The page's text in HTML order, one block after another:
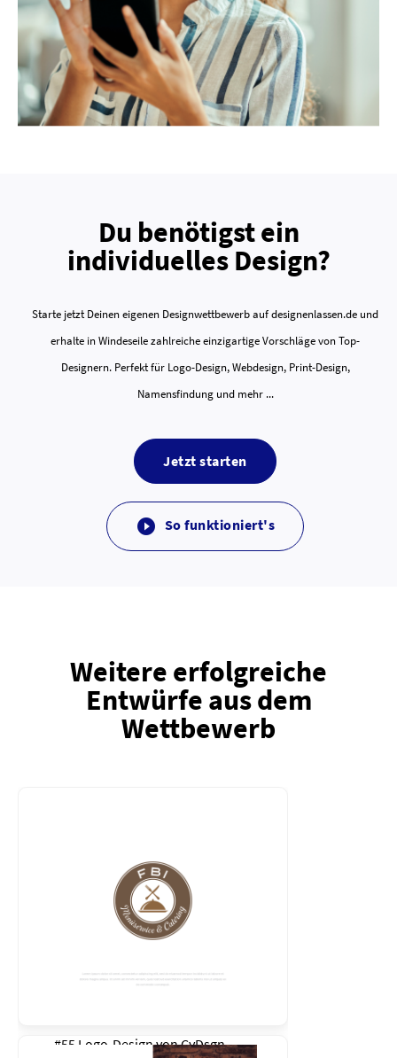
Du benötigst ein
individuelles Design?
Starte jetzt Deinen eigenen Designwettbewerb auf designenlassen.de und
erhalte in Windeseile zahlreiche einzigartige Vorschläge von Top-
Designern. Perfekt für Logo-Design, Webdesign, Print-Design,
Namensfindung und mehr ...
Jetzt starten
 So funktioniert's
Weitere erfolgreiche
Entwürfe aus dem
Wettbewerb
#55 Logo-Design vonCyDsgn